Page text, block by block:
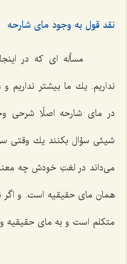
نقد قول به وجود ماى شارحه
مسأله اى كه در
نداریم. یك ما بیشتر
در ماى شارحه اصلًا شرحى
شیئى سؤال بكنند یك وقتى
مى‌داند در لغتِ خودش چه معنا
همان ماى حقیقیه است. و اگر
متكلم است و به ماى حقیقیه